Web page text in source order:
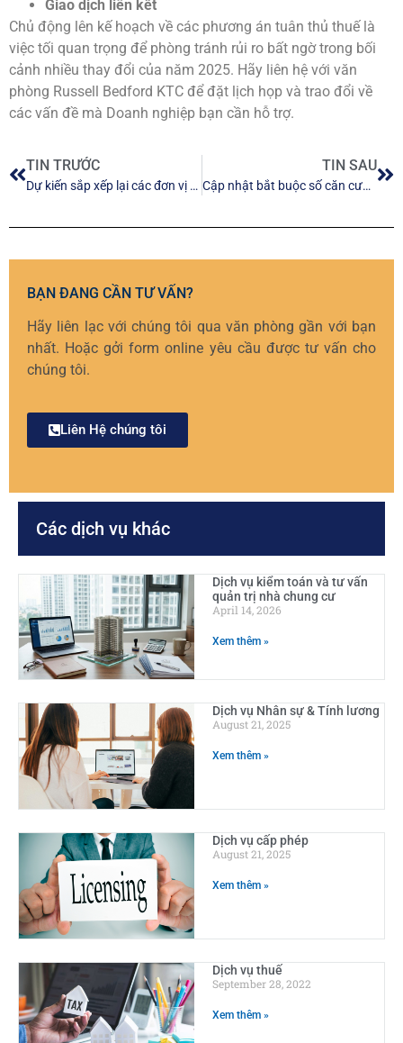
Giao dịch liên kết
Chủ động lên kế hoạch về các phương án tuân thủ thuế là
việc tối quan trọng để phòng tránh rủi ro bất ngờ trong bối
cảnh nhiều thay đổi của năm 2025. Hãy liên hệ với văn
phòng Russell Bedford KTC để đặt lịch họp và trao đổi về
các vấn đề mà Doanh nghiệp bạn cần hỗ trợ.
TIN TRƯỚC
Dự kiến sắp xếp lại các đơn vị quản lý thuế nhà nước
TIN SAU
Cập nhật bắt buộc số căn cước công dân và định danh cá nhân đối với người tham gia bảo hiểm xã hội , bảo hiểm y tế.
BẠN ĐANG CẦN TƯ VẤN?
Hãy liên lạc với chúng tôi qua văn phòng gần với bạn
nhất. Hoặc gởi form online yêu cầu được tư vấn cho
chúng tôi.
Liên Hệ chúng tôi
Các dịch vụ khác
Dịch vụ kiểm toán và tư vấn
quản trị nhà chung cư
April 14, 2026
Xem thêm »
Dịch vụ Nhân sự & Tính lương
August 21, 2025
Xem thêm »
Dịch vụ cấp phép
August 21, 2025
Xem thêm »
Dịch vụ thuế
September 28, 2022
Xem thêm »